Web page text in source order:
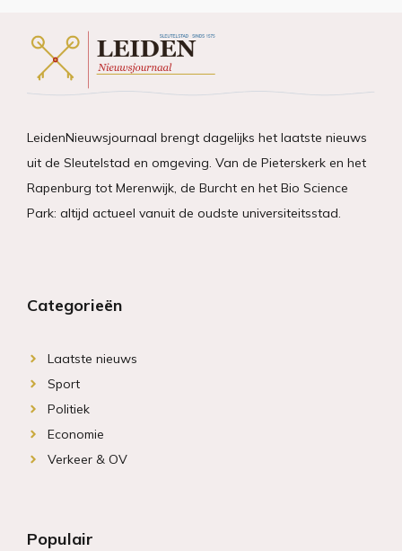
LeidenNieuwsjournaal brengt dagelijks het laatste nieuws
uit de Sleutelstad en omgeving. Van de Pieterskerk en het
Rapenburg tot Merenwijk, de Burcht en het Bio Science
Park: altijd actueel vanuit de oudste universiteitsstad.
Categorieën
Laatste nieuws
Sport
Politiek
Economie
Verkeer & OV
Populair